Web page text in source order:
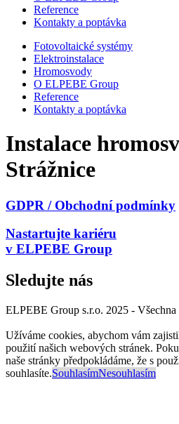
Reference
Kontakty a poptávka
Fotovoltaické systémy
Elektroinstalace
Hromosvody
O ELPEBE Group
Reference
Kontakty a poptávka
Instalace
Strážnice
GDPR / Obchodní podmínky
Nastartujte kariéru
v ELPEBE Group
Sledujte nás
ELPEBE Group s.r.o. 2025 - Všechna
Užíváme cookies, abychom vám
použití našich webových stránek.
naše stránky předpokládáme, že s
souhlasíte.SouhlasímNesouhlasím